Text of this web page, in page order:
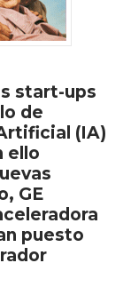
start-ups
de
(IA)
ello
GE
puesto